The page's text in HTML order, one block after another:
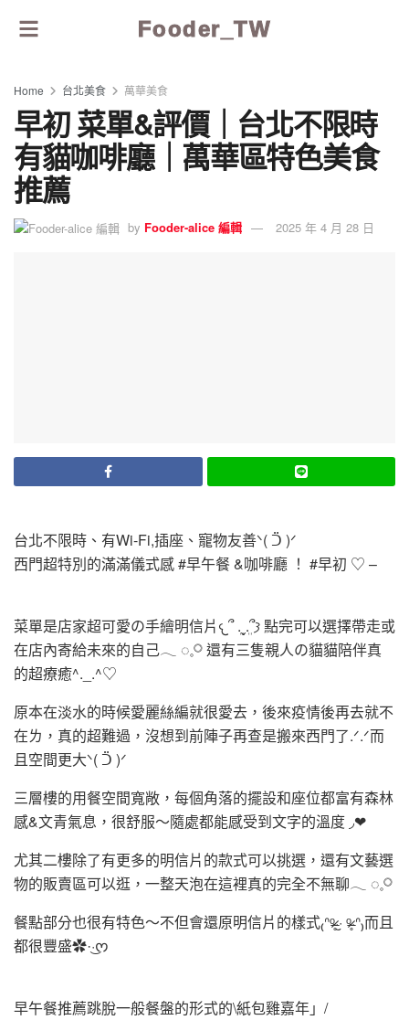
Fooder_TW
Home 台北美食 萬華美食
早初 菜單&評價｜台北不限時
有貓咖啡廳｜萬華區特色美食
推薦
by Fooder-alice 編輯 2025 年 4 月 28 日
台北不限時、有Wi-Fi,插座、寵物友善ᐠ( ᑒ )ᐟ
西門超特別的滿滿儀式感 #早午餐 &咖啡廳 ！ #早初 ♡ –
菜單是店家超可愛の手繪明信片𐔌՞ ܸ.ˬ.ܸ՞𐦯 點完可以選擇帶走或
在店內寄給未來的自己𓂃 ◌𓈒𓋪 還有三隻親人の貓貓陪伴真
的超療癒^._.^♡
原本在淡水的時候愛麗絲編就很愛去，後來疫情後再去就不
在ㄌ，真的超難過，沒想到前陣子再查是搬來西門了.ᐟ.ᐟ而
且空間更大ᐠ( ᑒ )ᐟ
三層樓的用餐空間寬敞，每個角落的擺設和座位都富有森林
感&文青氣息，很舒服～隨處都能感受到文字的溫度 ◞❤
尤其二樓除了有更多的明信片的款式可以挑選，還有文藝選
物的販賣區可以逛，一整天泡在這裡真的完全不無聊𓂃 ◌𓈒𓋪
餐點部分也很有特色～不但會還原明信片的樣式₍ᐢᵒ̴̶̷̥ ·̮ ᵒ̴̶̷̥ ᐢ₎而且
都很豐盛✿·͜·ᰔ
早午餐推薦跳脫一般餐盤的形式的\紙包雞嘉年」/